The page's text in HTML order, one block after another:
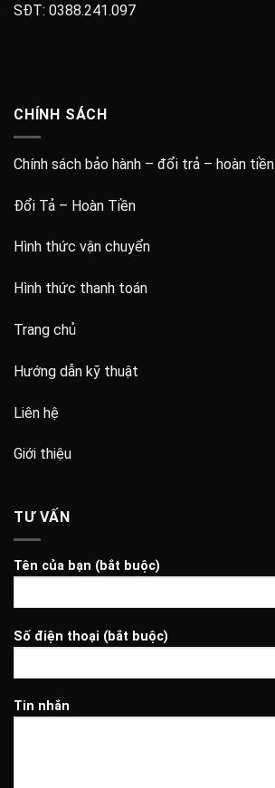
SĐT: 0388.241.097
CHÍNH SÁCH
Chính sách bảo hành – đổi trả – hoàn tiền
Đổi Tả – Hoàn Tiền
Hình thức vận chuyển
Hình thức thanh toán
Trang chủ
Hướng dẫn kỹ thuật
Liên hệ
Giới thiệu
TƯ VẤN
Tên của bạn (bắt buộc)
Số điện thoại (bắt buộc)
Tin nhắn